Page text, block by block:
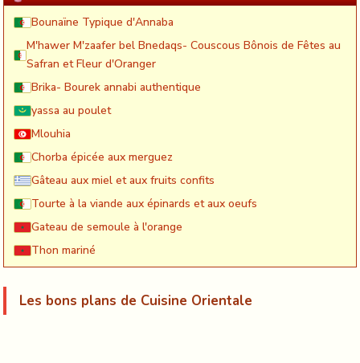
Bounaïne Typique d'Annaba
M'hawer M'zaafer bel Bnedaqs- Couscous Bônois de Fêtes au
Safran et Fleur d'Oranger
Brika- Bourek annabi authentique
yassa au poulet
Mlouhia
Chorba épicée aux merguez
Gâteau aux miel et aux fruits confits
Tourte à la viande aux épinards et aux oeufs
Gateau de semoule à l'orange
Thon mariné
Les bons plans de Cuisine Orientale